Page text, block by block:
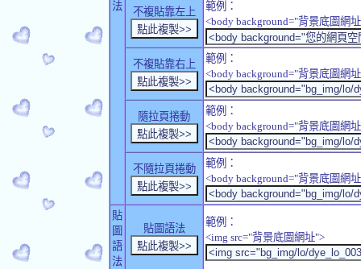
法
不複貼靠左上
範例：
<body background="背景底圖網
不複貼靠右上
範例：
<body background="背景底圖網
隨拉頁捲動
範例：
<body background="背景底圖網
不隨拉頁捲動
範例：
<body background="背景底圖網
貼
圖
語
法
貼圖語法
範例：
<img src="背景底圖網址">